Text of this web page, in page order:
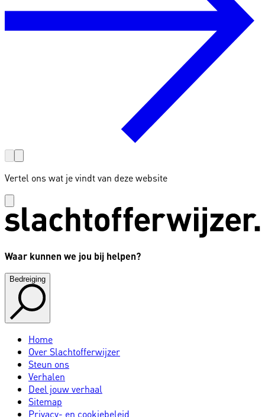
Vertel ons wat je vindt van deze website
Waar kunnen we jou bij helpen?
Bedreiging
Home
Over Slachtofferwijzer
Steun ons
Verhalen
Deel jouw verhaal
Sitemap
Privacy- en cookiebeleid